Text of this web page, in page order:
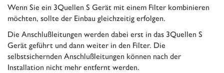
Wenn Sie ein 3Quellen S Gerät mit einem Filter kombinieren
möchten, sollte der Einbau gleichzeitig erfolgen.
Die Anschlußleitungen werden dabei erst in das 3Quellen S
Gerät geführt und dann weiter in den Filter. Die
selbstsichernden Anschlußleitungen können nach der
Installation nicht mehr entfernt werden.